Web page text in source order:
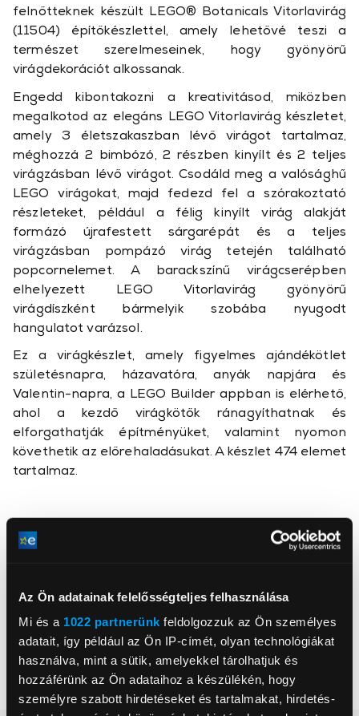
Az Ön adatainak felelősségteljes felhasználása
Mi és a 1022 partnerünk feldolgozzuk az Ön személyes
adatait, így például az Ön IP-címét, olyan technológiákat
használva, mint a sütik, amelyekkel tárolhatjuk és
hozzáférünk az Ön adataihoz a készülékén, hogy
személyre szabott hirdetéseket és tartalmakat, hirdetés-
Életkor
18 év
Téma
LEGO® Botanical
Érdeklődési kör
Művészet
felnőtteknek készült LEGO® Botanicals Vitorlavirág
(11504) építőkészlettel, amely lehetővé teszi a
természet szerelmeseinek, hogy gyönyörű
virágdekorációt alkossanak.
Engedd kibontakozni a kreativitásod, miközben
megalkotod az elegáns LEGO Vitorlavirág készletet,
amely 3 életszakaszban lévő virágot tartalmaz,
méghozzá 2 bimbózó, 2 részben kinyílt és 2 teljes
virágzásban lévő virágot. Csodáld meg a valósághű
LEGO virágokat, majd fedezd fel a szórakoztató
részleteket, például a félig kinyílt virág alakját
formázó újrafestett sárgarépát és a teljes
virágzásban pompázó virág tetején található
popcornelemet. A barackszínű virágcserépben
elhelyezett LEGO Vitorlavirág gyönyörű
virágdíszként bármelyik szobába nyugodt
hangulatot varázsol.
Ez a virágkészlet, amely figyelmes ajándékötlet
születésnapra, házavatóra, anyák napjára és
Valentin-napra, a LEGO Builder appban is elérhető,
ahol a kezdő virágkötők ránagyíthatnak és
elforgathatják építményüket, valamint nyomon
követhetik az előrehaladásukat. A készlet 474 elemet
tartalmaz.